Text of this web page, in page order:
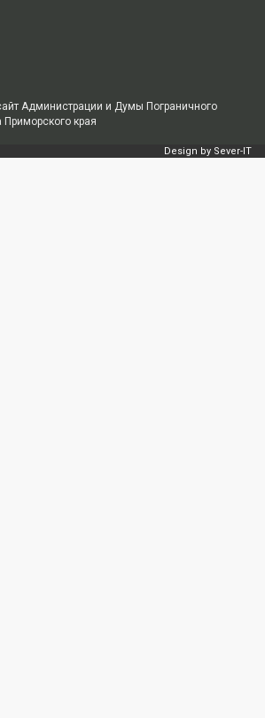
Администрации и Думы Пограничного
Приморского края
Design by Sever-IT